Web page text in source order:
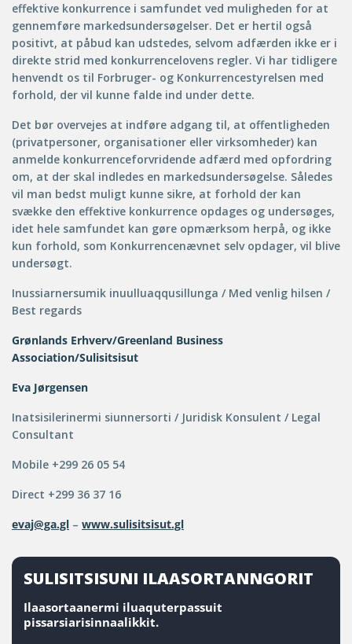
effektive konkurrence i samfundet ved muligheden for at
gennemføre markedsundersøgelser. Det er hertil også
positivt, at påbud kan udstedes, selvom adfærden ikke er i
direkte strid med konkurrencelovens regler. Vi har tidligere
henvendt os til Forbruger- og Konkurrencestyrelsen med
forhold, der vil kunne falde ind under dette.
Det bør overvejes at indføre adgang til, at offentligheden
(privatpersoner, organisationer eller virksomheder) kan
anmelde konkurrenceforvridende adfærd med opfordring
om, at der skal indledes en markedsundersøgelse. Således
vil man bedst muligt kunne sikre, at forhold der kan
svække den effektive konkurrence opdages og undersøges,
idet hele samfundet kan gøre opmærksom herpå, og ikke
kun forhold, som Konkurrencenævnet selv opdager, vil blive
undersøgt.
Inussiarnersumik inuulluaqqusillunga / Med venlig hilsen /
Best regards
Grønlands Erhverv/Greenland Business
Association/Sulisitsisut
Eva Jørgensen
Inatsisilerinermi siunnersorti / Juridisk Konsulent / Legal
Consultant
Mobile +299 26 05 54
Direct +299 36 37 16
evaj@ga.gl – www.sulisitsisut.gl
SULISITSISUNI ILAASORTANNGORIT
Ilaasortaanermi iluaquterpassuit
pissarsiarisinnaalikkit.